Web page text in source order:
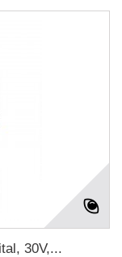
30V,...